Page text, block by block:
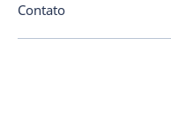
Contato